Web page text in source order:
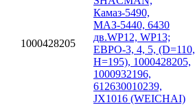
1000428205
Камаз-5490,
МАЗ-5440, 6430
дв.WP12, WP13;
ЕВРО-3, 4, 5, (D=110,
H=195), 1000428205,
1000932196,
612630010239,
JX1016 (WEICHAI)